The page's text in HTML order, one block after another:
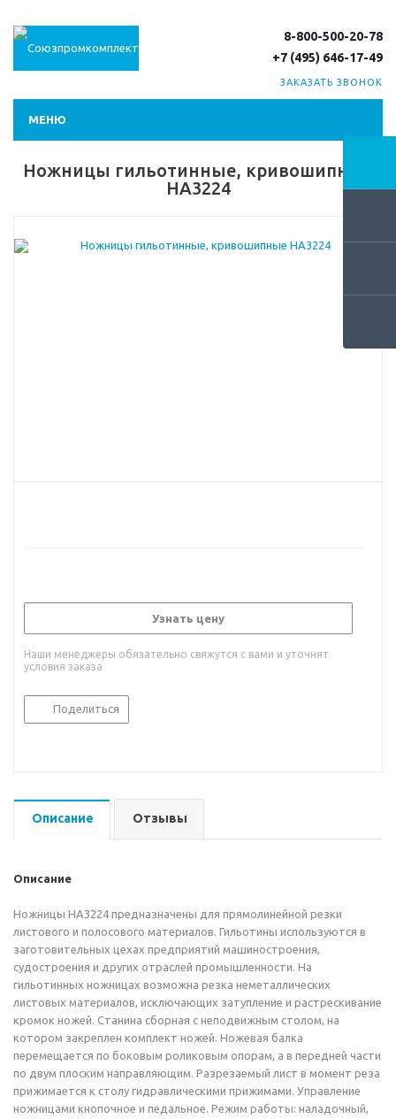
8-800-500-20-78
+7 (495) 646-17-49
ЗАКАЗАТЬ ЗВОНОК
МЕНЮ
Ножницы гильотинные, кривошипные
НА3224
Узнать цену
Наши менеджеры обязательно свяжутся с вами и уточнят
условия заказа
Поделиться
Описание Отзывы
Описание
Ножницы НА3224 предназначены для прямолинейной резки
листового и полосового материалов. Гильотины используются в
заготовительных цехах предприятий машиностроения,
судостроения и других отраслей промышленности. На
гильотинных ножницах возможна резка неметаллических
листовых материалов, исключающих затупление и растрескивание
кромок ножей. Станина сборная с неподвижным столом, на
котором закреплен комплект ножей. Ножевая балка
перемещается по боковым роликовым опорам, а в передней части
по двум плоским направляющим. Разрезаемый лист в момент реза
прижимается к столу гидравлическими прижимами. Управление
ножницами кнопочное и педальное. Режим работы: наладочный,